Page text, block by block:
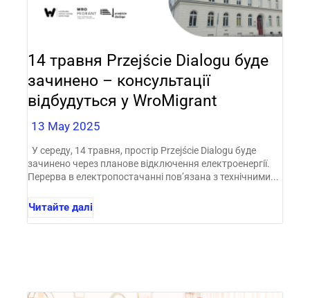
14 травня Przejście Dialogu буде
зачинено – консультації
відбудуться у WroMigrant
13 May 2025
У середу, 14 травня, простір Przejście Dialogu буде
зачинено через планове відключення електроенергії.
Перерва в електропостачанні пов’язана з технічними...
Читайте далі